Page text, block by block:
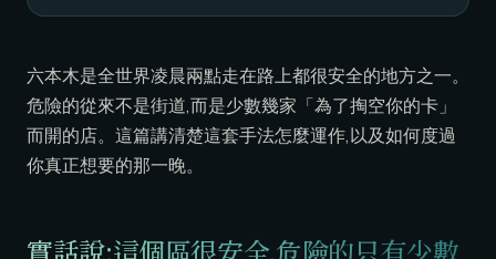
六本木是全世界凌晨兩點走在路上都很安全的地方之一。
危險的從來不是街道,而是少數幾家「為了掏空你的卡」
而開的店。這篇講清楚這套手法怎麼運作,以及如何度過
你真正想要的那一晚。
實話說:這個區很安全,危險的只有少數